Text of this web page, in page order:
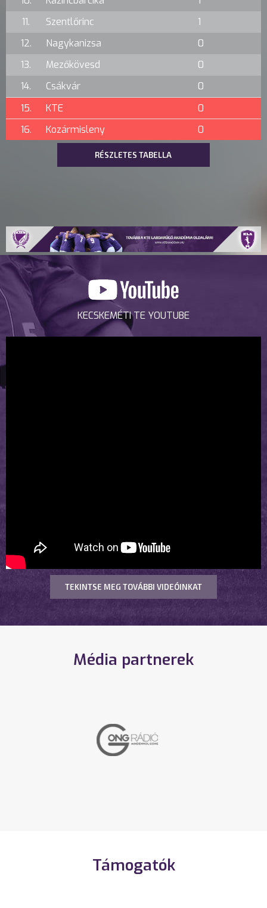
11.
Szentlőrinc
1
12.
Nagykanizsa
0
13.
Mezőkövesd
0
14.
Csákvár
0
15.
KTE
0
16.
Kozármisleny 0
RÉSZLETES TABELLA
KECSKEMÉTI TE YOUTUBE
TEKINTSE MEG TOVÁBBI VIDEÓINKAT
Média partnerek
Támogatók